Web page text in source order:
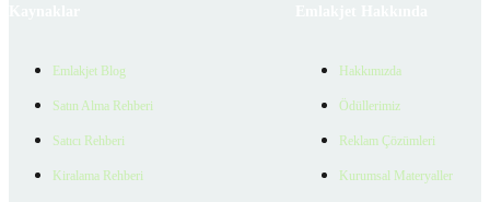
Emlakjet Blog
Satın Alma Rehberi
Satıcı Rehberi
Kiralama Rehberi
Hakkımızda
Ödüllerimiz
Reklam Çözümleri
Kurumsal Materyaller